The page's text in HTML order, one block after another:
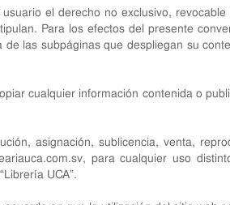
usuario el derecho no exclusivo,
Para los efectos del presente
de las subpáginas que despliegan su
cualquier información contenida o
asignación, sublicencia, venta,
, para cualquier uso
UCA”.